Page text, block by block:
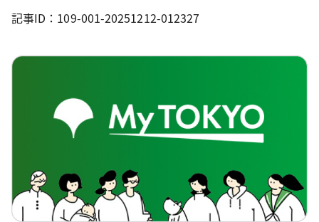
記事ID：109-001-20251212-012327